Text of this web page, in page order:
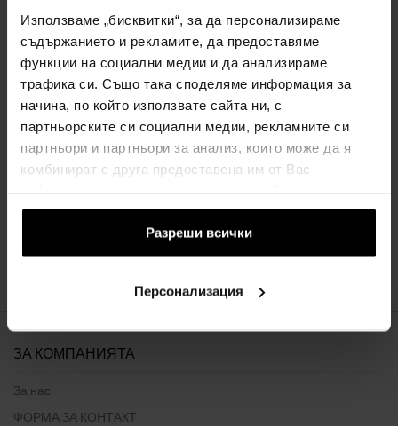
Използваме „бисквитки“, за да персонализираме
съдържанието и рекламите, да предоставяме
функции на социални медии и да анализираме
трафика си. Също така споделяме информация за
начина, по който използвате сайта ни, с
партньорските си социални медии, рекламните си
партньори и партньори за анализ, които може да я
комбинират с друга предоставена им от Вас
ползването от Ваша страна на услугите им.
Разреши всички
Персонализация
Elizabeth Taylor Diamonds
And Emeralds Тоалетна
вода
100мл - Тоалетни води -
Жени
изпращане на 12.08.
16,00€
Elizabeth Taylor Diamonds
And Rubies Тоалетна вода
100мл - Тоалетни води -
Жени
изпращане на 12.08.
:
ЗА КОМПАНИЯТА
За нас
ФОРМА ЗА КОНТАКТ